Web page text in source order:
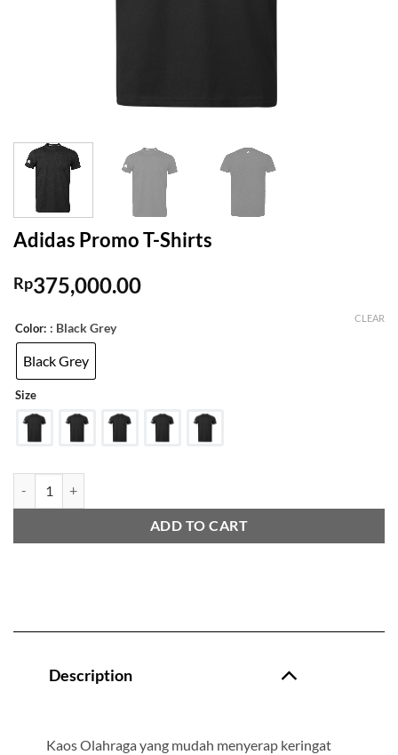
Adidas Promo T-Shirts
Rp375,000.00
Color: : Black Grey
Black Grey
Size
CLEAR
ADD TO CART
Description
Kaos Olahraga yang mudah menyerap keringat